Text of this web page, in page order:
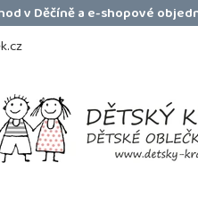
v Děčíně a e-shopové